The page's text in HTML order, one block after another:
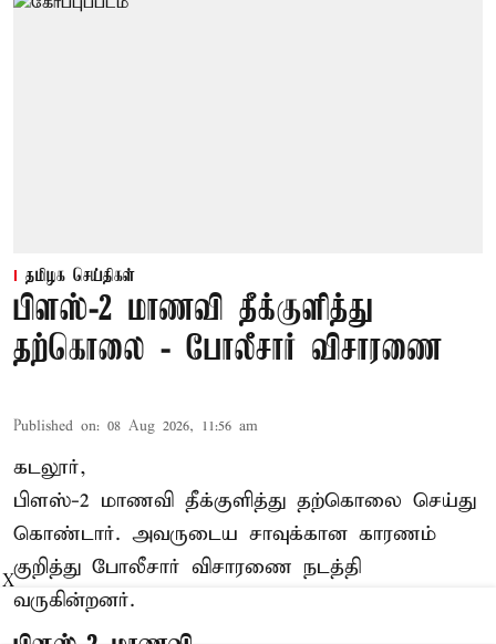
தமிழக செய்திகள்
பிளஸ்-2 மாணவி தீக்குளித்து
தற்கொலை - போலீசார் விசாரணை
Published on: 08 Aug 2026, 11:56 am
கடலூர்,
பிளஸ்-2 மாணவி தீக்குளித்து தற்கொலை செய்து
கொண்டார். அவருடைய சாவுக்கான காரணம்
குறித்து போலீசார் விசாரணை நடத்தி
வருகின்றனர்.
X